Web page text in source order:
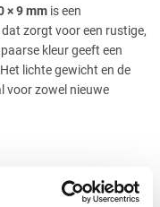
× 9 mm is een
zorgt voor een rustige,
kleur geeft een
lichte gewicht en de
voor zowel nieuwe
combineren met andere
ons op voor persoonlijk